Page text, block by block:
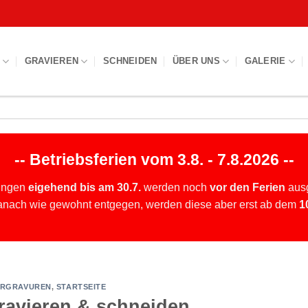
GRAVIEREN SCHNEIDEN ÜBER UNS GALERIE
-- Betriebsferien vom 3.8. - 7.8.2026 --
eigehend bis am 30.7.werden noch vor den Ferien
wie gewohnt entgegen, werden diese aber erst ab dem
, STARTSEITE